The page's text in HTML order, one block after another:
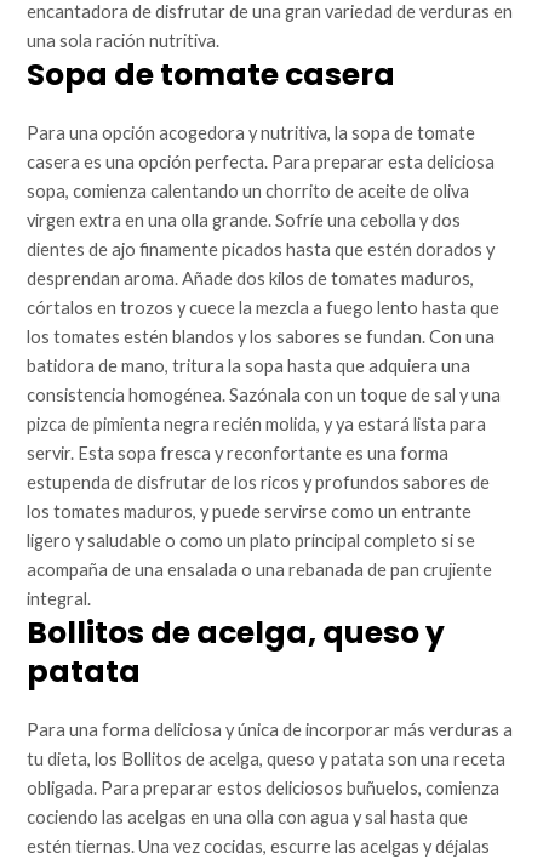
encantadora de disfrutar de una gran variedad de verduras en
una sola ración nutritiva.
Sopa de tomate casera
Para una opción acogedora y nutritiva, la sopa de tomate
casera es una opción perfecta. Para preparar esta deliciosa
sopa, comienza calentando un chorrito de aceite de oliva
virgen extra en una olla grande. Sofríe una cebolla y dos
dientes de ajo finamente picados hasta que estén dorados y
desprendan aroma. Añade dos kilos de tomates maduros,
córtalos en trozos y cuece la mezcla a fuego lento hasta que
los tomates estén blandos y los sabores se fundan. Con una
batidora de mano, tritura la sopa hasta que adquiera una
consistencia homogénea. Sazónala con un toque de sal y una
pizca de pimienta negra recién molida, y ya estará lista para
servir. Esta sopa fresca y reconfortante es una forma
estupenda de disfrutar de los ricos y profundos sabores de
los tomates maduros, y puede servirse como un entrante
ligero y saludable o como un plato principal completo si se
acompaña de una ensalada o una rebanada de pan crujiente
integral.
Bollitos de acelga, queso y
patata
Para una forma deliciosa y única de incorporar más verduras a
tu dieta, los Bollitos de acelga, queso y patata son una receta
obligada. Para preparar estos deliciosos buñuelos, comienza
cociendo las acelgas en una olla con agua y sal hasta que
estén tiernas. Una vez cocidas, escurre las acelgas y déjalas